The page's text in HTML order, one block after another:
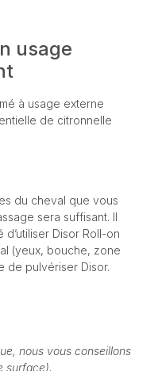
usage
à usage externe
de citronnelle
du cheval que vous
sera suffisant. Il
Disor Roll-on
(yeux, bouche, zone
de pulvériser Disor.
nous vous conseillons
surface).